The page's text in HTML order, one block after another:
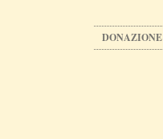
DONAZIONE